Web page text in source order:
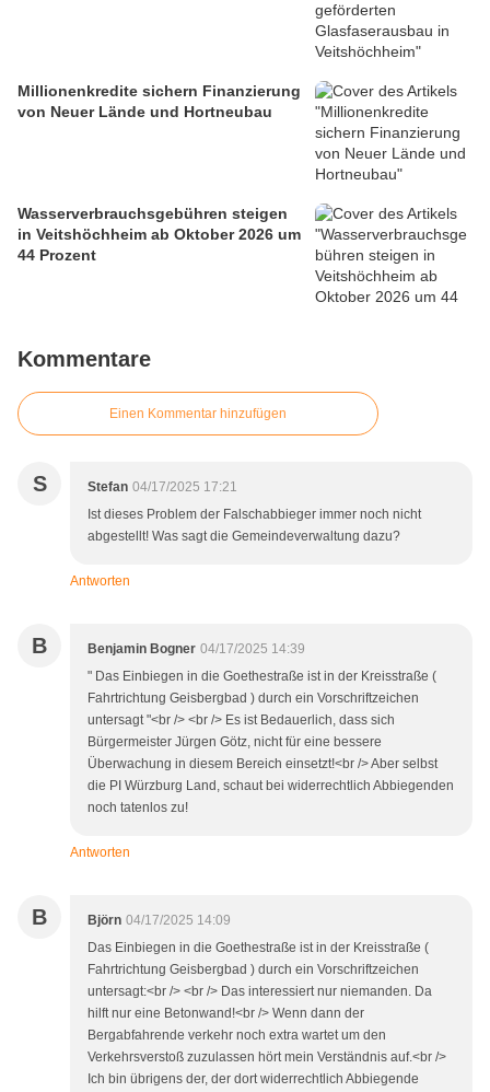
Millionenkredite sichern Finanzierung
von Neuer Lände und Hortneubau
Wasserverbrauchsgebühren steigen
in Veitshöchheim ab Oktober 2026 um
44 Prozent
Kommentare
Einen Kommentar hinzufügen
S Stefan 04/17/2025 17:21
Ist dieses Problem der Falschabbieger immer noch nicht
abgestellt! Was sagt die Gemeindeverwaltung dazu?
Antworten
B Benjamin Bogner 04/17/2025 14:39
" Das Einbiegen in die Goethestraße ist in der Kreisstraße (
Fahrtrichtung Geisbergbad ) durch ein Vorschriftzeichen
untersagt "<br /> <br /> Es ist Bedauerlich, dass sich
Bürgermeister Jürgen Götz, nicht für eine bessere
Überwachung in diesem Bereich einsetzt!<br /> Aber selbst
die PI Würzburg Land, schaut bei widerrechtlich Abbiegenden
noch tatenlos zu!
Antworten
B Björn 04/17/2025 14:09
Das Einbiegen in die Goethestraße ist in der Kreisstraße (
Fahrtrichtung Geisbergbad ) durch ein Vorschriftzeichen
untersagt:<br /> <br /> Das interessiert nur niemanden. Da
hilft nur eine Betonwand!<br /> Wenn dann der
Bergabfahrende verkehr noch extra wartet um den
Verkehrsverstoß zuzulassen hört mein Verständnis auf.<br />
Ich bin übrigens der, der dort widerrechtlich Abbiegende